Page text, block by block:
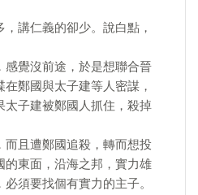
講仁義的卻少。說白點，
感覺沒前途，於是想聯合晉
鄭國與太子建等人密謀，
太子建被鄭國人抓住，殺掉
而且遭鄭國追殺，轉而想投
的東面，沿海之邦，實力雄
須要找個有實力的主子。